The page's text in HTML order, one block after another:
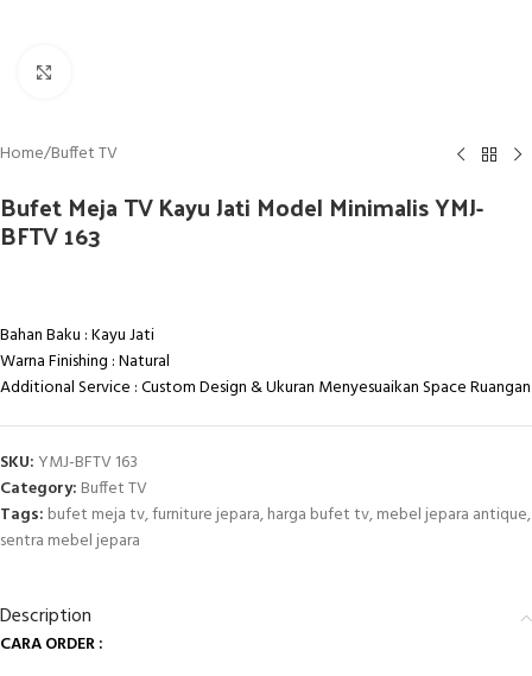
Home/Buffet TV
Bufet Meja TV Kayu Jati Model Minimalis YMJ-
BFTV 163
Bahan Baku : Kayu Jati
Warna Finishing : Natural
Additional Service : Custom Design & Ukuran Menyesuaikan Space Ruangan
SKU: YMJ-BFTV 163
Category: Buffet TV
Tags: bufet meja tv,furniture jepara,harga bufet tv,mebel jepara antique,
sentra mebel jepara
Description
CARA ORDER :